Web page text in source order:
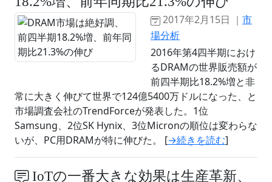
2017年2月15日 ｜ 市
場分析
2016年第4四半期におけ
るDRAMの世界販売額が
前四半期比18.2%増と非
常に大きく伸びて世界で124億5400万ドルになった、と
市場調査会社のTrendForceが発表した。1位
Samsung、2位SK Hynix、3位Micronの順位は変わらな
いが、PC用DRAMが特に伸びた。 [→続きを読む]
IoTの一番大きな効果は生産革新、